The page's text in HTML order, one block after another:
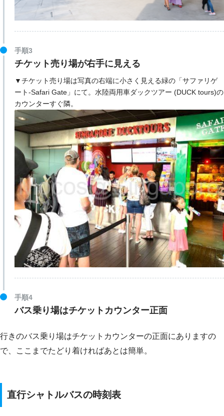
手順3
チケット売り場が右手に見える
▼チケット売り場は写真の右端に小さく見える緑の「サファリゲ
ート-Safari Gate」にて。水陸両用車ダックツアー (DUCK tours)の
カウンターすぐ隣。
手順4
バス乗り場はチケットカウンター正面
行きのバス乗り場はチケットカウンターの正面にありますの
で、ここまでたどり着ければあとは簡単。
直行シャトルバスの時刻表